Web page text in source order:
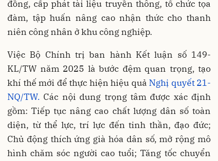
đồng, cấp phát tài liệu truyền thông, tổ chức tọa
đàm, tập huấn nâng cao nhận thức cho thanh
niên công nhân ở khu công nghiệp.
Việc Bộ Chính trị ban hành Kết luận số 149-
KL/TW năm 2025 là bước đệm quan trọng, tạo
khí thế mới để thực hiện hiệu quả Nghị quyết 21-
NQ/TW. Các nội dung trọng tâm được xác định
gồm: Tiếp tục nâng cao chất lượng dân số toàn
diện, từ thể lực, trí lực đến tinh thần, đạo đức;
Chủ động thích ứng già hóa dân số, mở rộng mô
hình chăm sóc người cao tuổi; Tăng tốc chuyển